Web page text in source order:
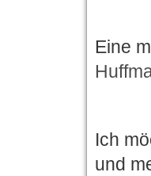
Eine
Ich
und